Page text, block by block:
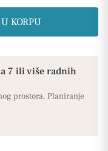
KORPU
7 ili više radnih
prostora. Planiranje